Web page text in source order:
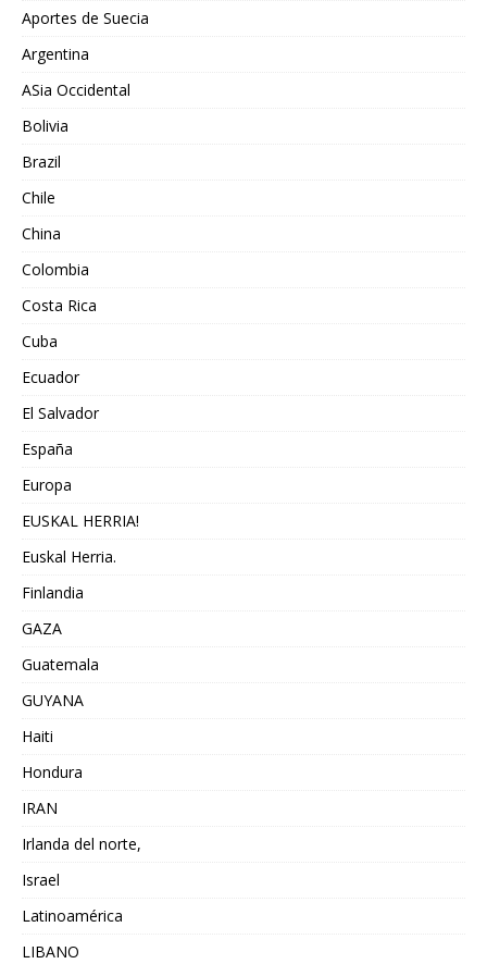
Aportes de Suecia
Argentina
ASia Occidental
Bolivia
Brazil
Chile
China
Colombia
Costa Rica
Cuba
Ecuador
El Salvador
España
Europa
EUSKAL HERRIA!
Euskal Herria.
Finlandia
GAZA
Guatemala
GUYANA
Haiti
Hondura
IRAN
Irlanda del norte,
Israel
Latinoamérica
LIBANO